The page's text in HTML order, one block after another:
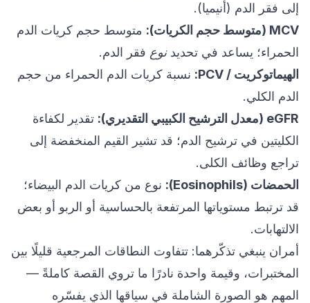
إلى فقر الدم (أنيميا).
MCV (متوسط حجم الكريات):
متوسط حجم كريات الدم
الحمراء؛ يساعد في تحديدنوع فقر الدم.
الهيماتوكريت / PCV:
نسبة كريات الدم الحمراء من حجم
الدم الكلي.
eGFR (معدل الترشيح الكبيبي التقديري):
تقدير لكفاءة
الكليتين في ترشيح الدم؛ قد تشير القيم المنخفضة إلى
تراجع وظائف الكلى.
الحمضات (Eosinophils):
نوع من كريات الدم البيضاء؛
قد ترتبط مستوياتها المرتفعة بالحساسية أو الربو أو بعض
الالتهابات.
أمران ينبغي تذكّرهما: تتفاوت النطاقات المرجعية قليلًا بين
المختبرات، وقيمة واحدة نادرًا ما تروي القصة كاملةً —
المهم هو الصورة الشاملة في سياقها الذي يفسّره